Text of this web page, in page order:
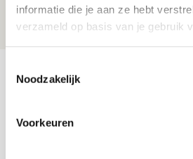
informatie die je aan ze hebt
verzameld op basis van je gebruik
Noodzakelijk
Voorkeuren
06 AUGUSTUS 2026 - 21:52
NIEUWS
Selectiedag